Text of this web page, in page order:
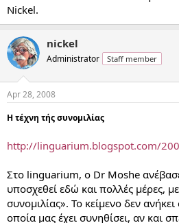
Nickel.
nickel
Administrator Staff member
Apr 28, 2008
Η τέχνη τής συνομιλίας
http://linguarium.blogspot.com/
Στο linguarium, ο Dr Moshe
υποσχεθεί εδώ και πολλές μέρες,
συνομιλίας». Το κείμενο δεν
οποία μας έχει συνηθίσει, αν και